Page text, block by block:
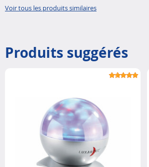
Voir tous les produits similaires
Produits suggérés